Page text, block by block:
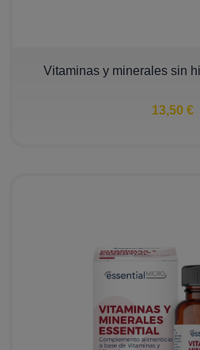
Vitaminas y minerales sin
13,50 €